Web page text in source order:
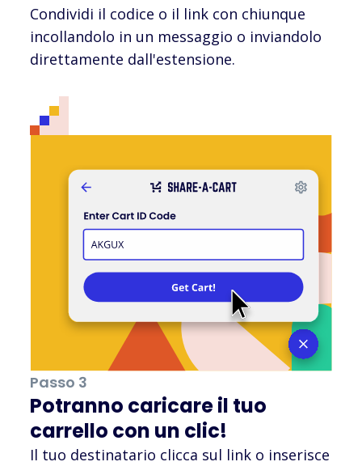
Condividi il codice o il link con chiunque
incollandolo in un messaggio o inviandolo
direttamente dall'estensione.
Passo 3
Potranno caricare il tuo
carrello con un clic!
Il tuo destinatario clicca sul link o inserisce